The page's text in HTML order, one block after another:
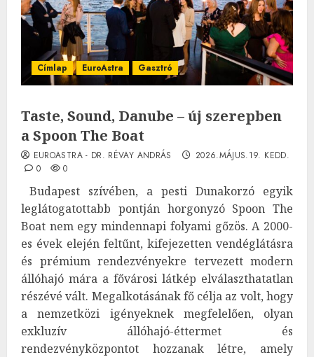
Címlap EuroAstra Gasztró
Taste, Sound, Danube – új szerepben
a Spoon The Boat
EUROASTRA - DR. RÉVAY ANDRÁS
2026.MÁJUS.19. KEDD.
0
0
Budapest szívében, a pesti Dunakorzó egyik
leglátogatottabb pontján horgonyzó Spoon The
Boat nem egy mindennapi folyami gőzös. A 2000-
es évek elején feltűnt, kifejezetten vendéglátásra
és prémium rendezvényekre tervezett modern
állóhajó mára a fővárosi látkép elválaszthatatlan
részévé vált. Megalkotásának fő célja az volt, hogy
a nemzetközi igényeknek megfelelően, olyan
exkluzív állóhajó-éttermet és
rendezvényközpontot hozzanak létre, amely